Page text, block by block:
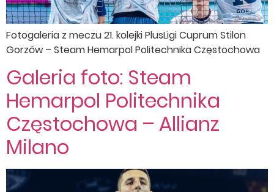
Fotogaleria z meczu 21. kolejki PlusLigi Cuprum Stilon
Gorzów – Steam Hemarpol Politechnika Częstochowa
Galeria foto: Steam
Hemarpol Politechnika
Częstochowa – Allianz
Milano